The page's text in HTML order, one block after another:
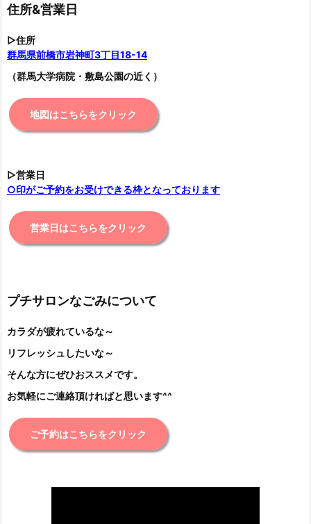
住所&営業日
▷住所
群馬県前橋市岩神町3丁目18-14
（群馬大学病院・敷島公園の近く）
地図はこちらをクリック
▷営業日
○印がご予約をお受けできる枠となっております
営業日はこちらをクリック
プチサロンなごみについて
カラダが疲れているな～
リフレッシュしたいな～
そんな方にぜひおススメです。
お気軽にご連絡頂ければと思います^^
ご予約はこちらをクリック